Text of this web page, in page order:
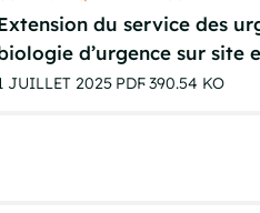
du service des
d’urgence sur site
JUILLET 2025 PDF 390.54 KO